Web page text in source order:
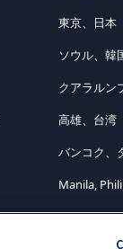
東京、日本
ソウル、韓
クアラルン
高雄、台湾
バンコク、
Manila,